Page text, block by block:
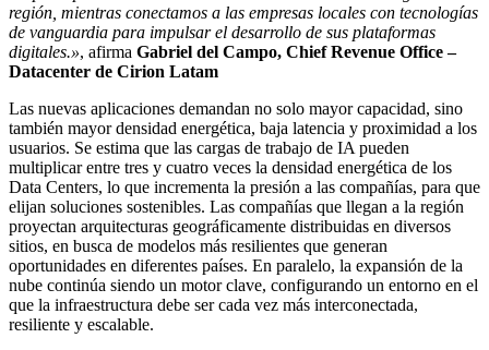
región, mientras conectamos a las empresas locales con tecnologías
de vanguardia para impulsar el desarrollo de sus plataformas
digitales.», afirma Gabriel del Campo, Chief Revenue Office –
Datacenter de Cirion Latam
Las nuevas aplicaciones demandan no solo mayor capacidad, sino
también mayor densidad energética, baja latencia y proximidad a los
usuarios. Se estima que las cargas de trabajo de IA pueden
multiplicar entre tres y cuatro veces la densidad energética de los
Data Centers, lo que incrementa la presión a las compañías, para que
elijan soluciones sostenibles. Las compañías que llegan a la región
proyectan arquitecturas geográficamente distribuidas en diversos
sitios, en busca de modelos más resilientes que generan
oportunidades en diferentes países. En paralelo, la expansión de la
nube continúa siendo un motor clave, configurando un entorno en el
que la infraestructura debe ser cada vez más interconectada,
resiliente y escalable.